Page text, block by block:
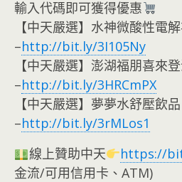
輸入代碼即可獲得優惠
【中天嚴選】水神微酸性電
–http://bit.ly/3I105Ny
【中天嚴選】澎湖福朋喜來
–http://bit.ly/3HRCmPX
【中天嚴選】夢夢水舒壓飲品
–http://bit.ly/3rMLos1
線上贊助中天
https://
金流/可用信用卡、ATM)